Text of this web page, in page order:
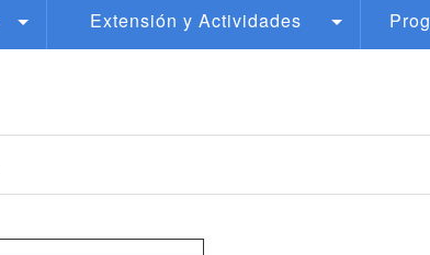
Extensión y Actividades